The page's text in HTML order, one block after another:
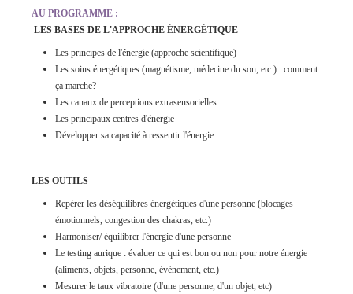
AU PROGRAMME :
LES BASES DE L'APPROCHE ÉNERGÉTIQUE
Les principes de l'énergie (approche scientifique)
Les soins énergétiques (magnétisme, médecine du son, etc.) : comment
ça marche?
Les canaux de perceptions extrasensorielles
Les principaux centres d'énergie
Développer sa capacité à ressentir l'énergie
LES OUTILS
Repérer les déséquilibres énergétiques d'une personne (blocages
émotionnels, congestion des chakras, etc.)
Harmoniser/ équilibrer l'énergie d'une personne
Le testing aurique : évaluer ce qui est bon ou non pour notre énergie
(aliments, objets, personne, évènement, etc.)
Mesurer le taux vibratoire (d'une personne, d'un objet, etc)